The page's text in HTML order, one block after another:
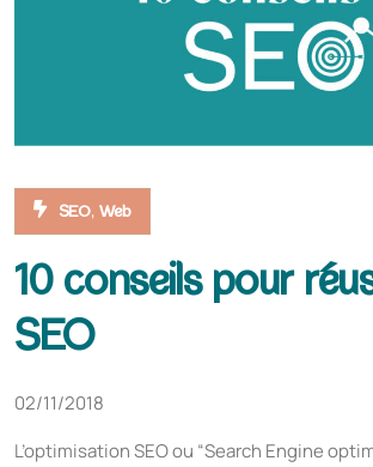
SEO, Web
10 conseils pour
SEO
02/11/2018
L’optimisation SEO ou “Search Engine